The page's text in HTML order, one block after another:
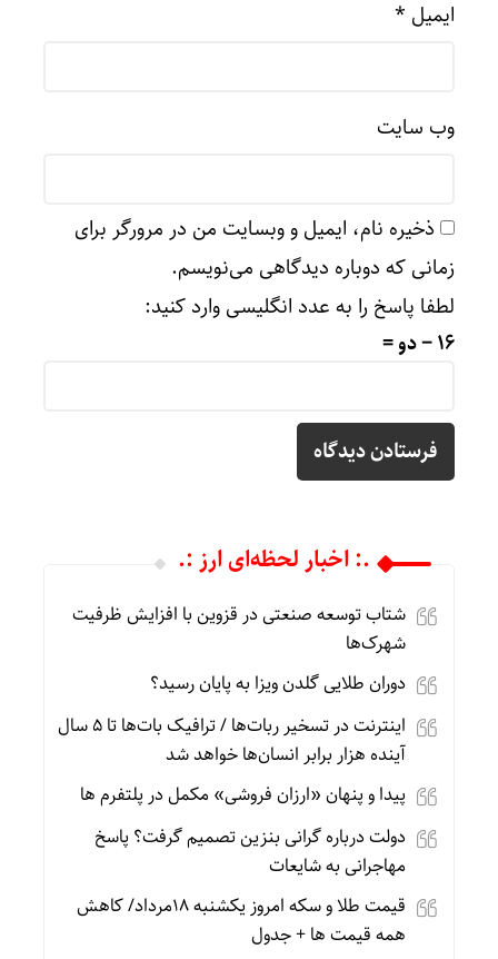
ایمیل *
وب‌ سایت
ذخیره نام، ایمیل و وبسایت من در مرورگر برای
زمانی که دوباره دیدگاهی می‌نویسم.
لطفا پاسخ را به عدد انگلیسی وارد کنید:
16 − دو =
.: اخبار لحظه‌ای ارز :.
شتاب توسعه صنعتی در قزوین با افزایش ظرفیت
شهرک‌ها
دوران طلایی گلدن ویزا به پایان رسید؟
اینترنت در تسخیر ربات‌ها / ترافیک بات‌ها تا ۵ سال
آینده هزار برابر انسان‌ها خواهد شد
پیدا و پنهان «ارزان فروشی» مکمل در پلتفرم ها
دولت درباره گرانی بنزین تصمیم گرفت؟ پاسخ
مهاجرانی به شایعات
قیمت طلا و سکه امروز یکشنبه 18مرداد/ کاهش
همه قیمت ها + جدول